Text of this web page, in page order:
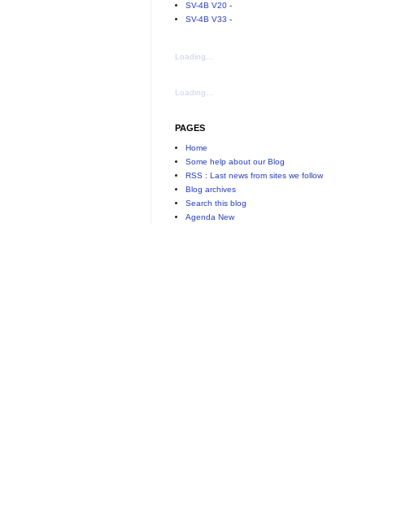
SV-4B V20-
SV-4B V33 -
Loading...
Loading...
PAGES
Home
Some help about our Blog
RSS : Last news from sites we follow
Blog archives
Search this blog
Agenda New